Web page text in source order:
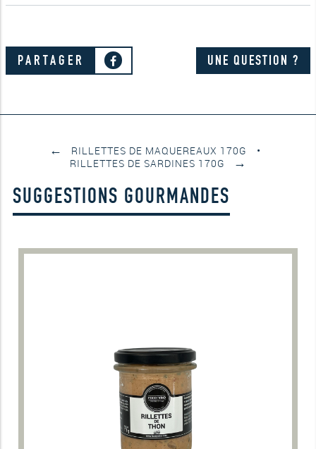
PARTAGER UNE QUESTION ?
RILLETTES DE SARDINES 170G →
← RILLETTES DE MAQUEREAUX 170G
SUGGESTIONS GOURMANDES